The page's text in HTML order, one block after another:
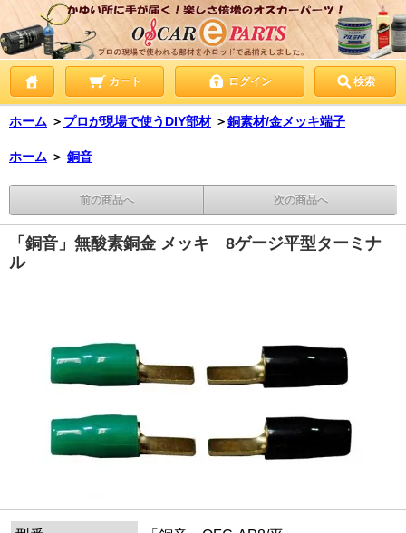
カート ログイン 検索
ホーム ＞ プロが現場で使うDIY部材 ＞銅素材/金メッキ端子
ホーム ＞ 銅音
前の商品へ 次の商品へ
「銅音」無酸素銅金 メッキ 8ゲージ平型ターミナ
ル